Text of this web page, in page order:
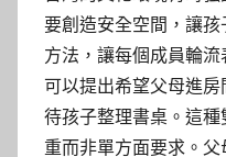
要創造安全空間，讓
方法，讓每個成員輪
可以提出希望父母進
待孩子整理書桌。這
重而非單方面要求。